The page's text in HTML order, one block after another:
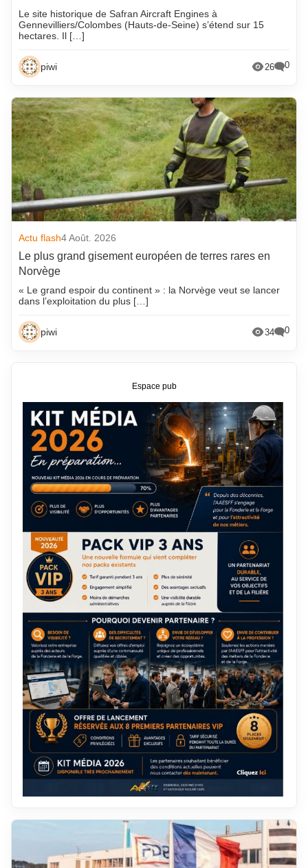
Le site historique de Safran Aircraft Engines à
Gennevilliers/Colombes (Hauts-de-Seine) s’étend sur 15
hectares. Il […]
piwi 26 0
Actu flash4 Août. 2026
Le plus grand gisement européen de terres rares en
Norvège
« Le grand espoir du continent » : la Norvège veut se lancer
dans l’exploitation du plus […]
piwi 34 0
Espace pub